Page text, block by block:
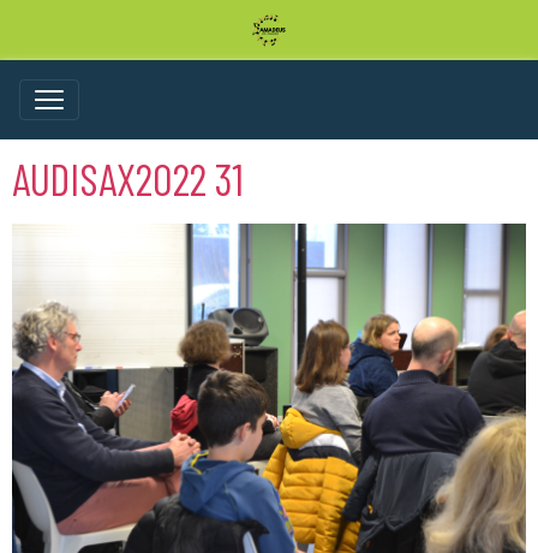
AUDISAX2022 31